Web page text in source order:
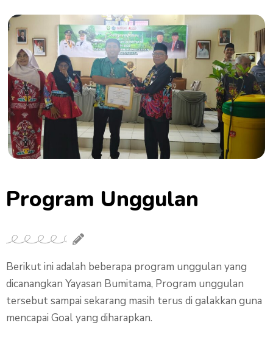
Program Unggulan
Berikut ini adalah beberapa program unggulan yang
dicanangkan Yayasan Bumitama, Program unggulan
tersebut sampai sekarang masih terus di galakkan guna
mencapai Goal yang diharapkan.